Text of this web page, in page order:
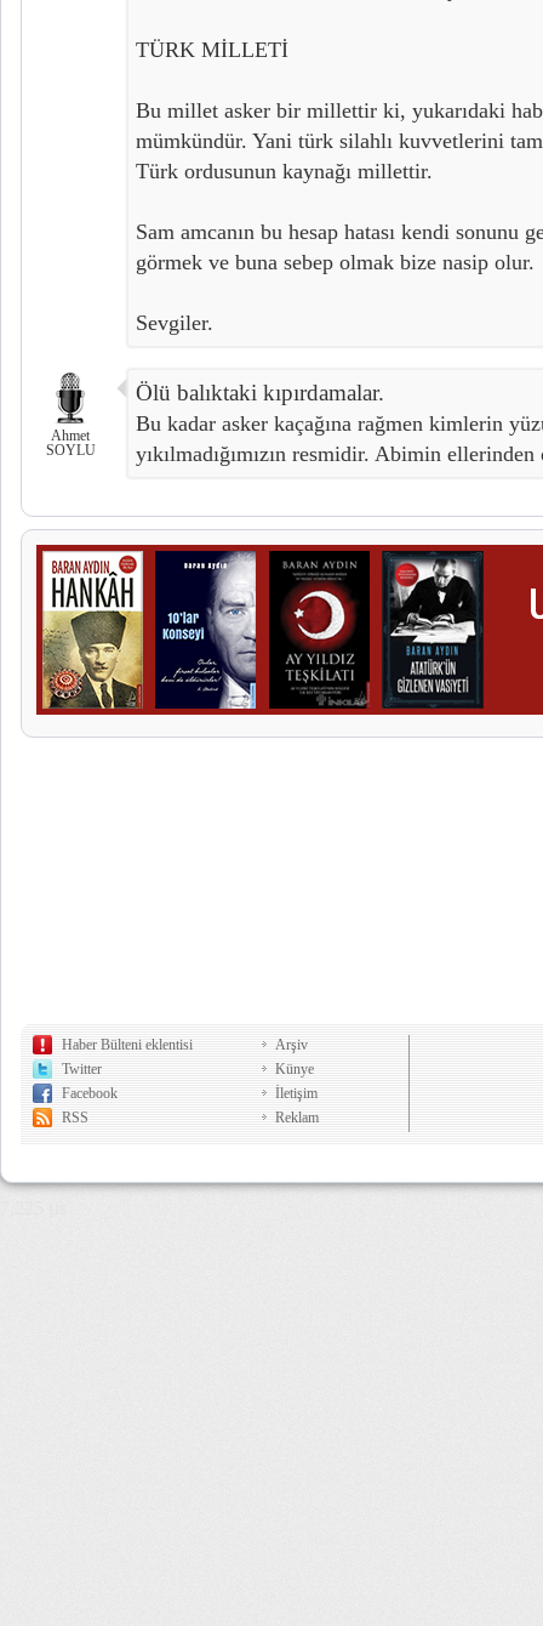
TÜRK MİLLETİ
Bu millet asker bir millettir ki, yukarıdaki
mümkündür. Yani türk silahlı kuvvetlerini
Türk ordusunun kaynağı millettir.
Sam amcanın bu hesap hatası kendi sonunu
görmek ve buna sebep olmak bize nasip olur.
Sevgiler.
Ahmet
SOYLU
Ölü balıktaki kıpırdamalar.
Bu kadar asker kaçağına rağmen kimlerin
yıkılmadığımızın resmidir. Abimin
Haber Bülteni eklentisi
Twitter
Facebook
RSS
Arşiv
Künye
İletişim
Reklam